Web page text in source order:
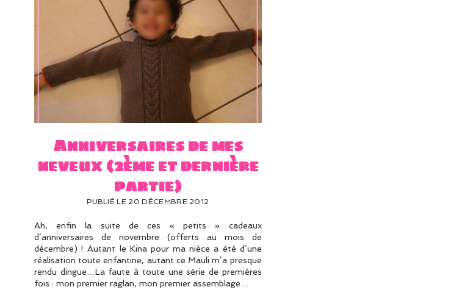
Anniversaires de mes
neveux (2ème et dernière
partie)
PUBLIÉ LE 20 DÉCEMBRE 2012
Ah, enfin la suite de ces « petits » cadeaux
d’anniversaires de novembre (offerts au mois de
décembre) ! Autant le Kina pour ma nièce a été d’une
réalisation toute enfantine, autant ce Mauli m’a presque
rendu dingue…La faute à toute une série de premières
fois : mon premier raglan, mon premier assemblage…